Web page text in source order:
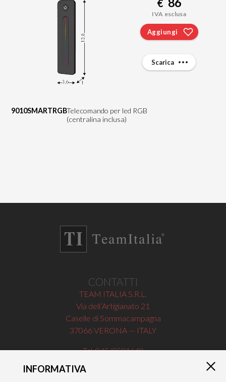
9010SMARTRGBTelecomando per led RGB
(centralina inclusa)
€
IVA esclusa
Aggiungi
Scarica
CONTATTI
TEAM ITALIA S.R.L.
Via dell’Artigianato 21
Caselle di Sommacampagna
37066 VERONA — ITALY
Tel 045/8581640
info@teamitaliailluminazione.it
INFORMATIVA